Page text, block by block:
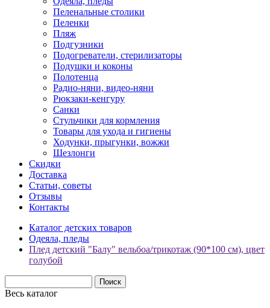
Пеленальные столики
Пеленки
Пляж
Подгузники
Подогреватели, стерилизаторы
Подушки и коконы
Полотенца
Радио-няни, видео-няни
Рюкзаки-кенгуру
Санки
Стульчики для кормления
Товары для ухода и гигиены
Ходунки, прыгунки, вожжи
Шезлонги
Скидки
Доставка
Статьи, советы
Отзывы
Контакты
Каталог детских товаров
Одеяла, пледы
Плед детский "Балу" вельбоа/трикотаж (90*100 см), цвет
голубой
Весь каталог